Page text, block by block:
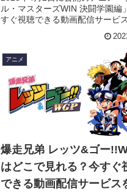
ル・マスターズWIN 決闘学園編
すぐ視聴できる動画配信サービス
スト・声優、スタッフ、主題歌
はもちろん、実際に見た人の感想
ビューもまとめています。
アニメ
爆走兄弟 レッツ&ゴー
はどこで見れる？今すぐ
できる動画配信サービス